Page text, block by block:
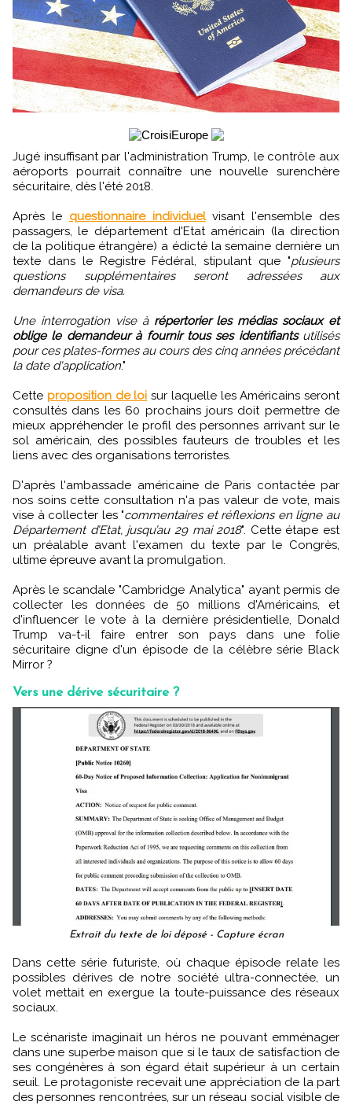
Jugé insuffisant par l'administration Trump, le contrôle aux
aéroports pourrait connaître une nouvelle surenchère
sécuritaire, dès l'été 2018.
Après le questionnaire individuelvisant l'ensemble des
passagers, le département d'Etat américain (la direction
de la politique étrangère) a édicté la semaine dernière un
texte dans le Registre Fédéral, stipulant que "plusieurs
questions supplémentaires seront adressées aux
demandeurs de visa.
Une interrogation vise à répertorier les médias sociaux et
oblige le demandeur à fournir tous ses identifiantsutilisés
pour ces plates-formes au cours des cinq années précédant
la date d'application."
Cette proposition de loi sur laquelle les Américains seront
consultés dans les 60 prochains jours doit permettre de
mieux appréhender le profil des personnes arrivant sur le
sol américain, des possibles fauteurs de troubles et les
liens avec des organisations terroristes.
D'après l'ambassade américaine de Paris contactée par
nos soins cette consultation n'a pas valeur de vote, mais
vise à collecter les "commentaires et réflexions en ligne au
Département d’Etat, jusqu’au 29 mai 2018". Cette étape est
un préalable avant l'examen du texte par le Congrès,
ultime épreuve avant la promulgation.
Après le scandale "Cambridge Analytica" ayant permis de
collecter les données de 50 millions d'Américains, et
d'influencer le vote à la dernière présidentielle, Donald
Trump va-t-il faire entrer son pays dans une folie
sécuritaire digne d'un épisode de la célèbre série Black
Mirror ?
Vers une dérive sécuritaire ?
Extrait du texte de loi déposé - Capture écran
Dans cette série futuriste, où chaque épisode relate les
possibles dérives de notre société ultra-connectée, un
volet mettait en exergue la toute-puissance des réseaux
sociaux.
Le scénariste imaginait un héros ne pouvant emménager
dans une superbe maison que si le taux de satisfaction de
ses congénères à son égard était supérieur à un certain
seuil. Le protagoniste recevait une appréciation de la part
des personnes rencontrées, sur un réseau social visible de